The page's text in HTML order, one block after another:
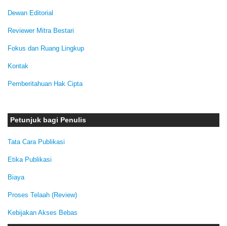
Dewan Editorial
Reviewer Mitra Bestari
Fokus dan Ruang Lingkup
Kontak
Pemberitahuan Hak Cipta
Petunjuk bagi Penulis
Tata Cara Publikasi
Etika Publikasi
Biaya
Proses Telaah (Review)
Kebijakan Akses Bebas